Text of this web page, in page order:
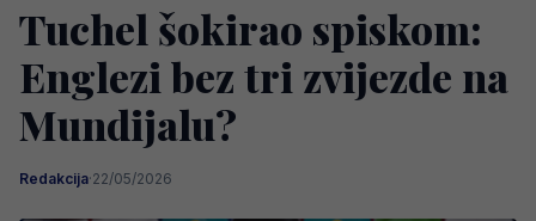
Tuchel šokirao spiskom:
Englezi bez tri zvijezde na
Mundijalu?
Redakcija·22/05/2026